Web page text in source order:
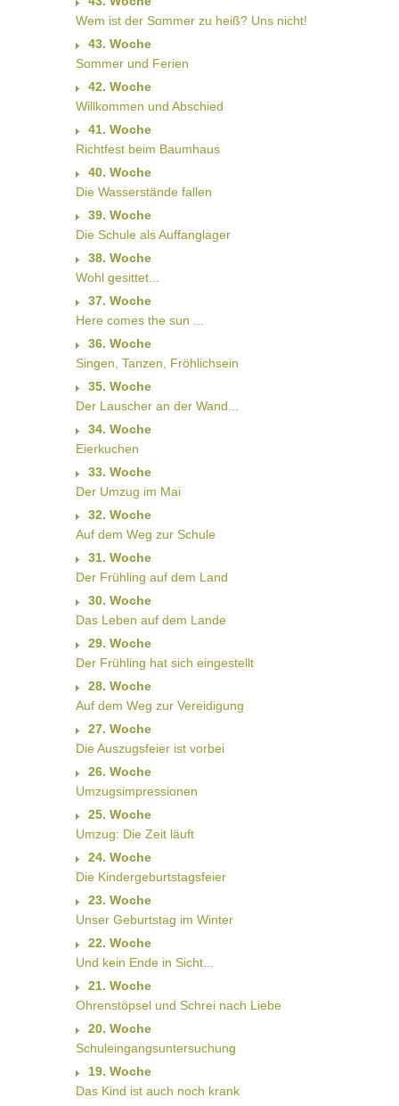
Wem ist der Sommer zu heiß? Uns nicht!
43. Woche
Sommer und Ferien
42. Woche
Willkommen und Abschied
41. Woche
Richtfest beim Baumhaus
40. Woche
Die Wasserstände fallen
39. Woche
Die Schule als Auffanglager
38. Woche
Wohl gesittet...
37. Woche
Here comes the sun ...
36. Woche
Singen, Tanzen, Fröhlichsein
35. Woche
Der Lauscher an der Wand...
34. Woche
Eierkuchen
33. Woche
Der Umzug im Mai
32. Woche
Auf dem Weg zur Schule
31. Woche
Der Frühling auf dem Land
30. Woche
Das Leben auf dem Lande
29. Woche
Der Frühling hat sich eingestellt
28. Woche
Auf dem Weg zur Vereidigung
27. Woche
Die Auszugsfeier ist vorbei
26. Woche
Umzugsimpressionen
25. Woche
Umzug: Die Zeit läuft
24. Woche
Die Kindergeburtstagsfeier
23. Woche
Unser Geburtstag im Winter
22. Woche
Und kein Ende in Sicht...
21. Woche
Ohrenstöpsel und Schrei nach Liebe
20. Woche
Schuleingangsuntersuchung
19. Woche
Das Kind ist auch noch krank